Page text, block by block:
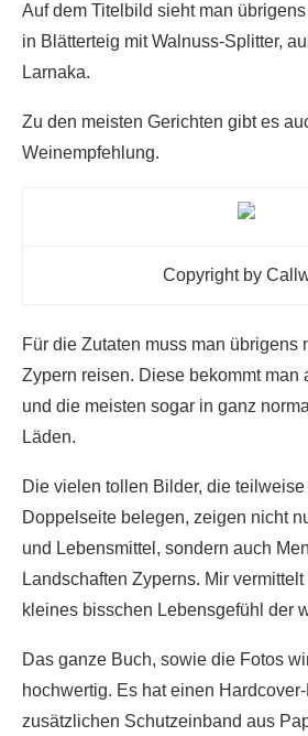
Auf dem Titelbild sieht man
in Blätterteig mit Walnuss-Splitter,
Larnaka.
Zu den meisten Gerichten gibt es
Weinempfehlung.
Copyright by
Für die Zutaten muss man übrigens
Zypern reisen. Diese bekommt man
und die meisten sogar in ganz
Läden.
Die vielen tollen Bilder, die
Doppelseite belegen, zeigen nicht
und Lebensmittel, sondern auch
Landschaften Zyperns. Mir
kleines bisschen Lebensgefühl der
Das ganze Buch, sowie die Fotos
hochwertig. Es hat einen
zusätzlichen Schutzeinband aus